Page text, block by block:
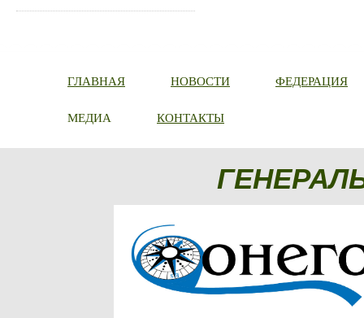
ГЛАВНАЯ НОВОСТИ ФЕДЕРАЦИЯ
МЕДИА КОНТАКТЫ